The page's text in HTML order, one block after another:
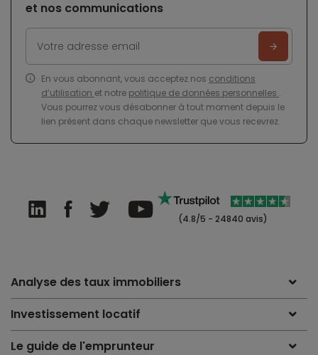
et nos communications
En vous abonnant, vous acceptez nos conditions
d’utilisation et notre politique de données personnelles .
Vous pourrez vous désabonner à tout moment depuis le
lien présent dans chaque newsletter que vous recevrez.
(4.8/5 - 24840 avis)
Analyse des taux immobiliers
Investissement locatif
Le guide de l'emprunteur